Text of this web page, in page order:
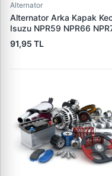
Alternator
Alternator Arka Kapak
Isuzu NPR59 NPR66
Nqr Nkr KS22 MD27
15×32×7.5 | 3E 5888310 |
91,95 TL